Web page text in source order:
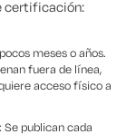
certificación:
meses o años.
fuera de línea,
acceso físico a
Se publican cada